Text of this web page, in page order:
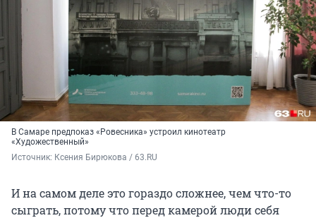
В Самаре предпоказ «Ровесника» устроил кинотеатр
«Художественный»
Источник: Ксения Бирюкова / 63.RU
И на самом деле это гораздо сложнее, чем что-то
сыграть, потому что перед камерой люди себя